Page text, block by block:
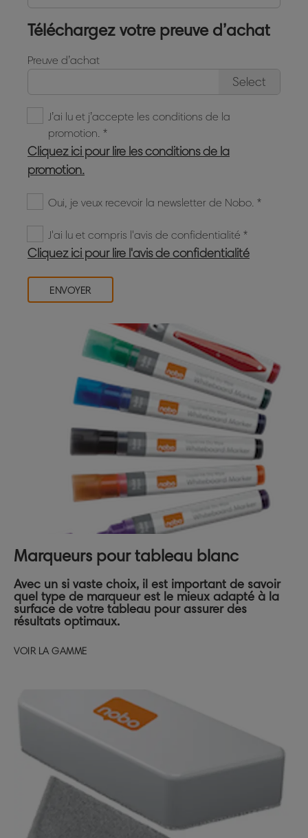
Téléchargez votre preuve d’achat
Preuve d’achat
Select
J’ai lu et j’accepte les conditions de la
promotion.
Cliquez ici pour lire les conditions de la
promotion.
Oui, je veux recevoir la newsletter de Nobo.
J'ai lu et compris l'avis de confidentialité
Cliquez ici pour lire l'avis de confidentialité
ENVOYER
Marqueurs pour tableau blanc
Avec un si vaste choix, il est important de savoir
quel type de marqueur est le mieux adapté à la
surface de votre tableau pour assurer des
résultats optimaux.
VOIR LA GAMME